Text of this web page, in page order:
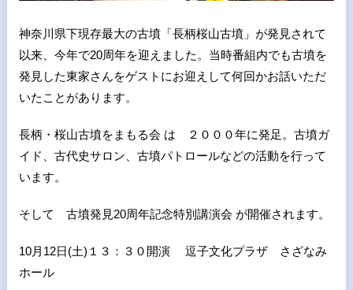
神奈川県下現存最大の古墳「長柄桜山古墳」が発見されて
以来、今年で20周年を迎えました。当時番組内でも古墳を
発見した東家さんをゲストにお迎えして何回かお話いただ
いたことがあります。
長柄・桜山古墳をまもる会 は ２０００年に発足。古墳ガ
イド、古代史サロン、古墳パトロールなどの活動を行って
います。
そして 古墳発見20周年記念特別講演会 が開催されます。
10月12日(土)１３：３０開演 逗子文化プラザ さざなみ
ホール